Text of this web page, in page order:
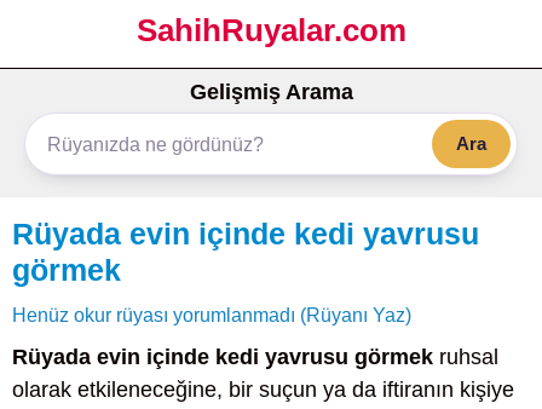
SahihRuyalar.com
Gelişmiş Arama
Ara
Rüyada evin içinde kedi yavrusu
görmek
Henüz okur rüyası yorumlanmadı (Rüyanı Yaz)
Rüyada evin içinde kedi yavrusu görmek ruhsal
olarak etkileneceğine, bir suçun ya da iftiranın kişiye